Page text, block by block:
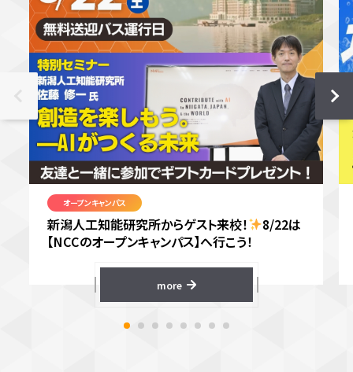
オープンキャンパス
新潟人工知能研究所からゲスト来校！
8/22は
【NCCのオープンキャンパス】へ行こう！
more